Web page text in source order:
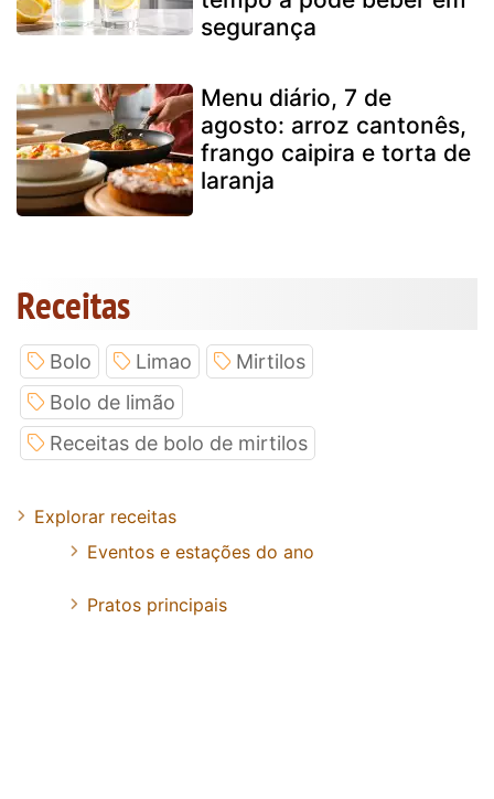
segurança
Menu diário, 7 de
agosto: arroz cantonês,
frango caipira e torta de
laranja
Receitas
Bolo Limao
Mirtilos
Bolo de limão
Receitas de bolo de mirtilos
Explorar receitas
Eventos e estações do ano
Pratos principais